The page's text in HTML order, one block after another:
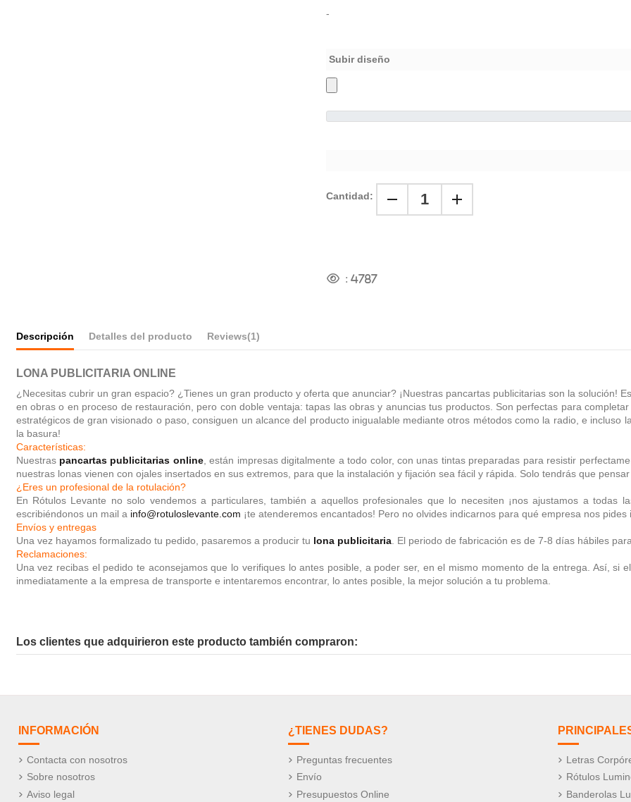
-
Subir diseño
Cantidad:
: 4787
Descripción Detalles del producto Reviews(1)
LONA PUBLICITARIA ONLINE
¿Necesitas cubrir un gran espacio? ¿Tienes un gran producto y oferta que anunciar? ¡Nuestras pancartas publicitarias son la solución!
en obras o en proceso de restauración, pero con doble ventaja: tapas las obras y anuncias tus productos. Son perfectas para
estratégicos de gran visionado o paso, consiguen un alcance del producto inigualable mediante otros métodos como la radio, e incluso
la basura!
Características:
Nuestras pancartas publicitarias online, están impresas digitalmente a todo color, con unas tintas preparadas para resistir
nuestras lonas vienen con ojales insertados en sus extremos, para que la instalación y fijación sea fácil y rápida. Solo tendrás que
¿Eres un profesional de la rotulación?
En Rótulos Levante no solo vendemos a particulares, también a aquellos profesionales que lo necesiten ¡nos ajustamos a todas
escribiéndonos un mail a info@rotuloslevante.com ¡te atenderemos encantados! Pero no olvides indicarnos para qué empresa nos pides
Envíos y entregas
Una vez hayamos formalizado tu pedido, pasaremos a producir tu lona publicitaria. El periodo de fabricación es de 7-8 días hábiles
Reclamaciones:
Una vez recibas el pedido te aconsejamos que lo verifiques lo antes posible, a poder ser, en el mismo momento de la entrega. Así, si
inmediatamente a la empresa de transporte e intentaremos encontrar, lo antes posible, la mejor solución a tu problema.
Los clientes que adquirieron este producto también compraron:
INFORMACIÓN
Contacta con nosotros
Sobre nosotros
Aviso legal
¿TIENES DUDAS?
Preguntas frecuentes
Envío
Presupuestos Online
Letras
Rótulos
Banderolas